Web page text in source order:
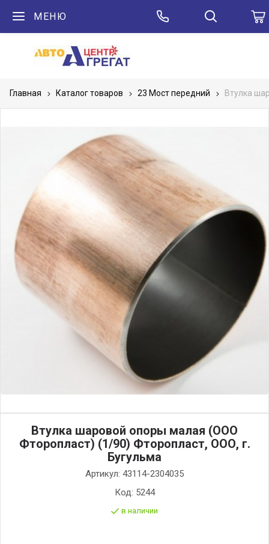
МЕНЮ
Главная Каталог товаров 23 Мост передний Втулка
Втулка шаровой опоры малая (ООО
Фторопласт) (1/90) Фторопласт, ООО, г.
Бугульма
Артикул: 43114-2304035
Код: 5244
в наличии